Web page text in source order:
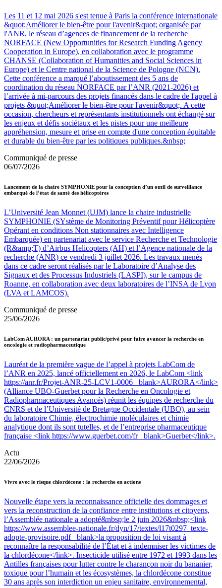
Les 11 et 12 mai 2026 s'est tenue à Paris la conférence internationale
&quot;Améliorer le bien-être pour l'avenir&quot; organisée par
l'ANR, le réseau d’agences de financement de la recherche
NORFACE (New Opportunities for Research Funding Agency
Cooperation in Europe), en collaboration avec le programme
CHANSE (Collaboration of Humanities and Social Sciences in
Europe) et le Centre national de la Science de Pologne (NCN).
Cette conférence a marqué l’aboutissement des 5 ans de
coordination du réseau NORFACE par l’ANR (2021-2026) et
l’arrivée à mi-parcours des projets financés dans le cadre de l'appel à
projets &quot;Améliorer le bien-être pour l'avenir&quot;. A cette
occasion, chercheurs et représentants institutionnels ont échangé sur
les enjeux et défis sociétaux et les pistes pour une meilleure
appréhension, mesure et prise en compte d'une conception équitable
et durable du bien-être par les politiques publiques.&nbsp;
Communiqué de presse
06/07/2026
Lancement de la chaire SYMPHONIE pour la conception d’un outil de surveillance
embarqué de l’état de santé des hélicoptères
L’Université Jean Monnet (UJM) lance la chaire industrielle
SYMPHONIE (SYstème de Monitoring Préventif pour Hélicoptère
Opérant en conditions Non stationnaires avec Intelligence
Embarquée) en partenariat avec le service Recherche et Technologie
(R&amp;T) d’Airbus Helicopters (AH) et l’Agence nationale de la
recherche (ANR) ce vendredi 3 juillet 2026. Les travaux menés
dans ce cadre seront réalisés par le Laboratoire d’Analyse des
Signaux et des Processus Industriels (LASPI), sur le campus de
Roanne, en collaboration avec deux laboratoires de l’INSA de Lyon
(LVA et LAMCOS).
Communiqué de presse
25/06/2026
LabCom AURORA : un partenariat public/privé pour faire avancer la recherche en
oncologie et radiopharmaceutique
Lauréat de la première vague de l’appel à projets LabCom de
l’ANR en 2025, lancé officiellement en 2026, le LabCom <link
https://anr.fr/Projet-ANR-25-LCV1-0006 _blank>AURORA</link>
(Alliance UBO-Guerbet pour la Recherche en Oncologie et
Radiopharmaceutiques Avancés) réunit les équipes de recherche du
CNRS et de l’Université de Bretagne Occidentale (UBO), au sein
du laboratoire Chimie, électrochimie moléculaires et chimie
analytique dont ils sont tutelles, et de l’entreprise pharmaceutique
française <link https://www.guerbet.com/fr _blank>Guerbet</link>.
Actu
22/06/2026
Vivre avec le risque chlordécone : la recherche en actions
Nouvelle étape vers la reconnaissance officielle des dommages et
vers la reconstruction de la confiance entre institutions et citoyens,
l’Assemblée nationale a adopté&nbsp;le 2 juin 2026&nbsp;<link
https://www.assemblee-nationale.fr/dyn/17/textes/l17t0297_texte-
adopte-provisoire.pdf _blank>la proposition de loi visant à
reconnaître la responsabilité de l’État et à indemniser les victimes de
la chlordécone</link>. Insecticide utilisé entre 1972 et 1993 dans les
Antilles françaises pour lutter contre le charançon noir du bananier,
toxique pour l’humain et les écosystèmes, la chlordécone constitue
30 ans après son interdiction un enjeu sanitaire, environnemental,